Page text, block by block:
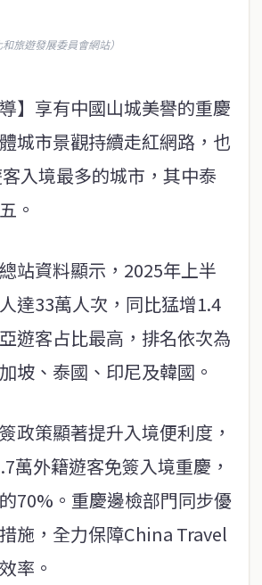
旅遊發展委員會網站）
】享有中國山城美譽的重慶
城市景觀持續走紅網路，也
入境最多的城市，其中泰
。
站資料顯示，2025年上半
達33萬人次，同比猛增1.4
遊客占比最高，排名依次為
坡、泰國、印尼及韓國。
政策顯著提升入境便利度，
萬外籍遊客免簽入境重慶，
70%。重慶邊檢部門同步優
施，全力保障China Travel
率。